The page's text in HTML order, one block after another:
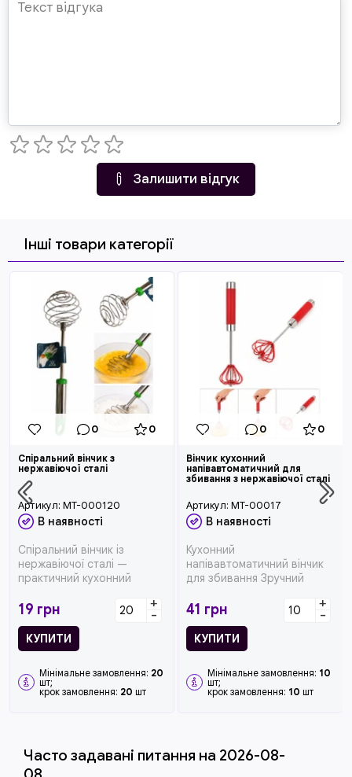
Залишити відгук
Інші товари категорії
0 0
Спіральний вінчик з
нержавіючої сталі
Артикул: MT-000120
В наявності
Спіральний вінчик із
нержавіючої сталі —
практичний кухонний
збиванн...
19 грн +
-
КУПИТИ
Мінімальне замовлення: 20
шт;
крок замовлення: 20 шт
0 0
Вінчик кухонний
напівавтоматичний для
збивання з нержавіючої сталі
Артикул: MT-00017
В наявності
Кухонний
напівавтоматичний вінчик
для збивання Зручний
швидкого збивання та змі...
41 грн +
-
КУПИТИ
Мінімальне замовлення: 10
шт;
крок замовлення: 10 шт
Часто задавані питання на 2026-08-